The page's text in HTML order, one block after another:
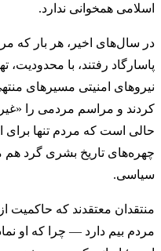
اسلامی همخوانی ندارد.
در سال‌های اخیر، هر بار که
پاسارگاد رفتند، با
نیروهای امنیتی مسیرهای
کردند و مراسم مردمی را
حالی است که مردم تنها برای
چهره‌های تاریخ بشری گرد هم
سیاسی.
منتقدان معتقدند که
مردم بیم دارد — چرا که او